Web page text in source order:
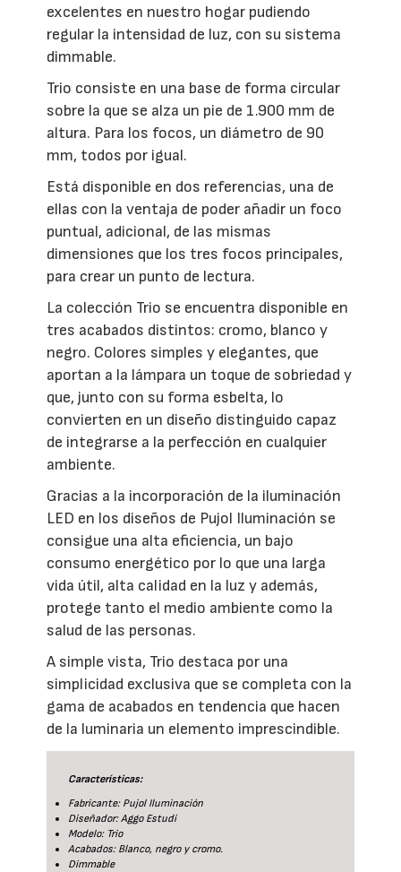
excelentes en nuestro hogar pudiendo
regular la intensidad de luz, con su sistema
dimmable.
Trio consiste en una base de forma circular
sobre la que se alza un pie de 1.900 mm de
altura. Para los focos, un diámetro de 90
mm, todos por igual.
Está disponible en dos referencias, una de
ellas con la ventaja de poder añadir un foco
puntual, adicional, de las mismas
dimensiones que los tres focos principales,
para crear un punto de lectura.
La colección Trio se encuentra disponible en
tres acabados distintos: cromo, blanco y
negro. Colores simples y elegantes, que
aportan a la lámpara un toque de sobriedad y
que, junto con su forma esbelta, lo
convierten en un diseño distinguido capaz
de integrarse a la perfección en cualquier
ambiente.
Gracias a la incorporación de la iluminación
LED en los diseños de Pujol Iluminación se
consigue una alta eficiencia, un bajo
consumo energético por lo que una larga
vida útil, alta calidad en la luz y además,
protege tanto el medio ambiente como la
salud de las personas.
A simple vista, Trio destaca por una
simplicidad exclusiva que se completa con la
gama de acabados en tendencia que hacen
de la luminaria un elemento imprescindible.
Características:
Fabricante: Pujol Iluminación
Diseñador: Aggo Estudi
Modelo: Trio
Acabados: Blanco, negro y cromo.
Dimmable